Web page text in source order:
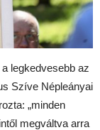
legkedvesebb az
Szíve Népleányai
„minden
megváltva arra